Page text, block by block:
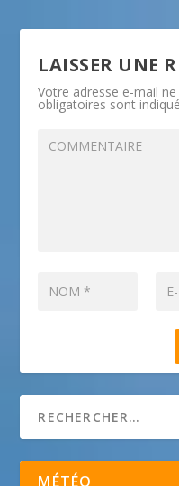
LAISSER UNE
Votre adresse e-mail
obligatoires sont
MÉTÉO